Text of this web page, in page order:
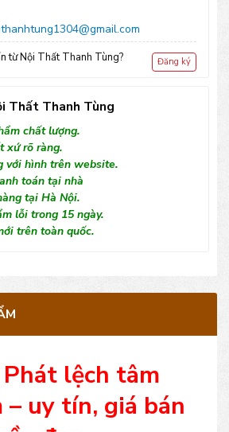
từ Nội Thất Thanh Tùng? Đăng ký
Thất Thanh Tùng
chất lượng.
xứ rõ ràng.
với hình trên website.
toán tại nhà
tại Hà Nội.
lỗi trong 15 ngày.
trên toàn quốc.
lệch tâm
uy tín, giá bán